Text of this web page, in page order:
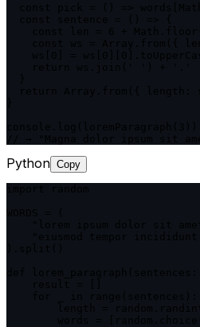
const pick = () =>
return Array.from({ length:
// → "Magna dolor ipsum sit
Python Copy
"eiusmod tempor
words =